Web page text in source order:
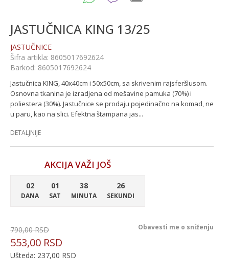
JASTUČNICA KING 13/25
JASTUČNICE
Šifra artikla: 8605017692624
Barkod: 8605017692624
Jastučnica KING, 40x40cm i 50x50cm, sa skrivenim rajsferšlusom.
Osnovna tkanina je izradjena od mešavine pamuka (70%) i
poliestera (30%). Jastučnice se prodaju pojedinačno na komad, ne
u paru, kao na slici. Efektna štampana jas...
DETALJNIJE
AKCIJA VAŽI JOŠ
02
DANA
01
SAT
38
MINUTA
26
SEKUNDI
790,00 RSD
553,00 RSD
Ušteda: 237,00 RSD
Obavesti me o sniženju